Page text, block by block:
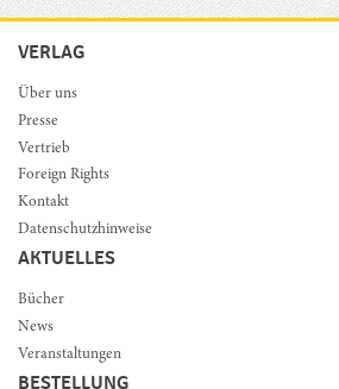
VERLAG
Über uns
Presse
Vertrieb
Foreign Rights
Kontakt
Datenschutzhinweise
AKTUELLES
Bücher
News
Veranstaltungen
BESTELLUNG